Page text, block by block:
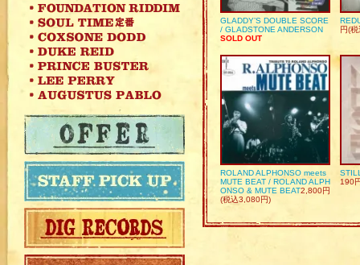
GLADDY’S DOUBLE SCORE
/ GLADSTONE ANDERSON
SOLD OUT
円(
ROLAND ALPHONSO meets
MUTE BEAT / ROLAND ALPH
ONSO & MUTE BEAT2,800円
(税込3,080円)
190